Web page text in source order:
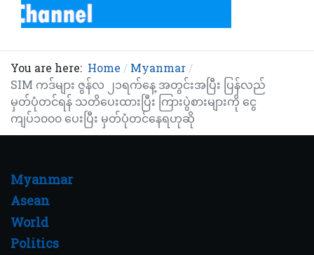
You are here: Home
Myanmar
SIM ကဒ်များ ဇွန်လ ၂၁ရက်နေ့ အတွင်းအပြီး ပြန်လည်
မှတ်ပုံတင်ရန် သတိပေးထားပြီး ကြားပွဲစားများကို ငွေ
ကျပ်၁၀၀၀ ပေးပြီး မှတ်ပုံတင်နေရဟုဆို
Myanmar
Asean
World
Politics